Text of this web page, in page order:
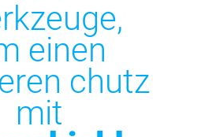
einen
chutz
mit